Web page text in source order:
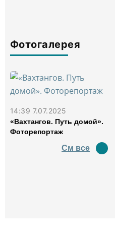
Фотогалерея
14:39 7.07.2025
«Вахтангов. Путь домой».
Фоторепортаж
См все